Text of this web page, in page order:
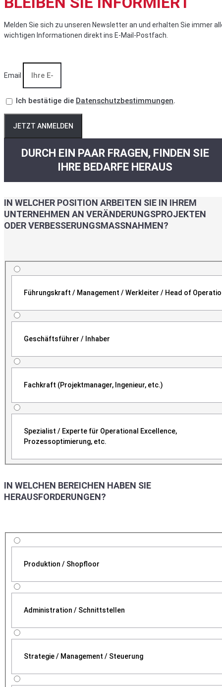
Melden Sie sich zu unseren Newsletter an und erhalten Sie immer
wichtigen Informationen direkt ins E-Mail-Postfach.
Email
Ich bestätige die Datenschutzbestimmungen.
JETZT ANMELDEN
DURCH EIN PAAR FRAGEN, FINDEN SIE
IHRE BEDARFE HERAUS
IN WELCHER POSITION ARBEITEN SIE IN IHREM
UNTERNEHMEN AN VERÄNDERUNGSPROJEKTEN
ODER VERBESSERUNGSMASSNAHMEN?
Führungskraft / Management / Werkleiter / Head of
Geschäftsführer / Inhaber
Fachkraft (Projektmanager, Ingenieur, etc.)
Spezialist / Experte für Operational Excellence,
Prozessoptimierung, etc.
IN WELCHEN BEREICHEN HABEN SIE
HERAUSFORDERUNGEN?
Produktion / Shopfloor
Administration / Schnittstellen
Strategie / Management / Steuerung